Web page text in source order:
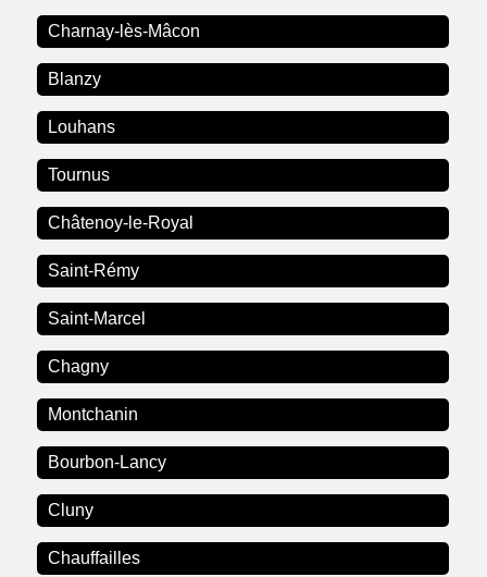
Charnay-lès-Mâcon
Blanzy
Louhans
Tournus
Châtenoy-le-Royal
Saint-Rémy
Saint-Marcel
Chagny
Montchanin
Bourbon-Lancy
Cluny
Chauffailles